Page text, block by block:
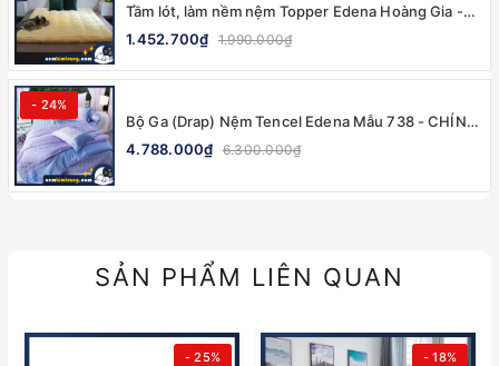
Tầm lót, làm nềm nệm Topper Edena Hoàng Gia -
CHÍNH HÃNG, MỀM MẠI
1.452.700₫ 1.990.000₫
- 24%
Bộ Ga (Drap) Nệm Tencel Edena Mẫu 738 - CHÍNH
HÃNG, CAO CẤP
4.788.000₫ 6.300.000₫
SẢN PHẨM LIÊN QUAN
- 25% - 18%